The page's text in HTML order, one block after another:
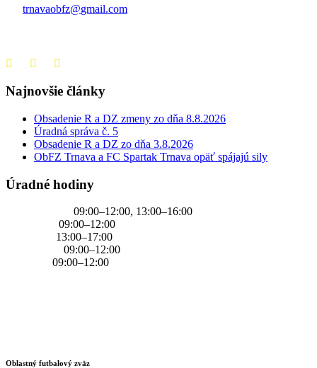
trnavaobfz@gmail.com
Najnovšie články
Obsadenie R a DZ zmeny zo dňa 8.8.2026
Úradná správa č. 5
Obsadenie R a DZ zo dňa 3.8.2026
ObFZ Trnava a FC Spartak Trnava opäť spájajú sily
Úradné hodiny
09:00–12:00, 13:00–16:00
09:00–12:00
13:00–17:00
09:00–12:00
09:00–12:00
Oblastný futbalový zväz